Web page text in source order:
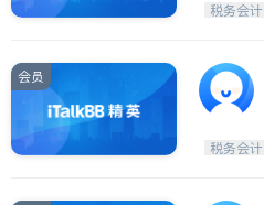
税务会计
会员
税务会计